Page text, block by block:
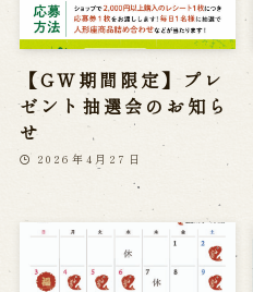
【GW期間限定】プレ
ゼント抽選会のお知ら
せ
2026年4月27日